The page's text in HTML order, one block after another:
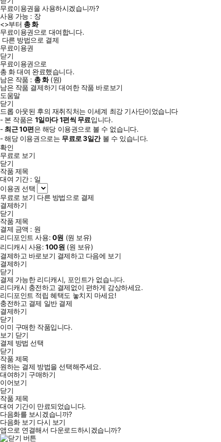
무료이용권을 사용하시겠습니까?
사용 가능 : 장
<>부터 총화
무료이용권으로 대여합니다.
다른 방법으로 결제
무료이용권
닫기
무료이용권으로
총 화대여 완료했습니다.
남은 작품 : 총화(원)
남은 작품 결제하기 대여한 작품 바로보기
도움말
닫기
드롭 아웃된 후의 재취직처는 이세계 최강 기사단이었습니다
- 본 작품은 1일마다1편씩 무료입니다.
- 최근10편은 해당 이용권으로 볼 수 없습니다.
- 해당 이용권으로는 무료로3일간볼 수 있습니다.
확인
무료로 보기
닫기
작품 제목
대여 기간 : 일
이용권 선택
무료로 보기 다른 방법으로 결제
결제하기
닫기
작품 제목
결제 금액 : 원
리디포인트 사용: 0원 (원 보유)
리디캐시 사용:100원 (원 보유)
결제하고 바로보기 결제하고 다음에 보기
결제하기
닫기
결제 가능한 리디캐시, 포인트가 없습니다.
리디캐시 충전하고 결제없이 편하게 감상하세요.
리디포인트 적립 혜택도 놓치지 마세요!
충전하고 결제 일반 결제
결제하기
닫기
이미 구매한 작품입니다.
보기 닫기
결제 방법 선택
닫기
작품 제목
원하는 결제 방법을 선택해주세요.
대여하기 구매하기
이어보기
닫기
작품 제목
대여 기간이 만료되었습니다.
다음화를 보시겠습니까?
다음화 보기 다시 보기
앱으로 연결해서 다운로드하시겠습니까?